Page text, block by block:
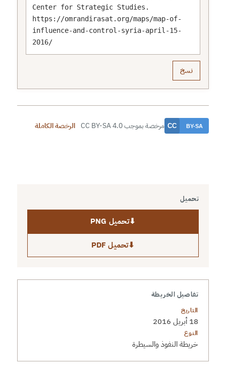
Center for Strategic Studies.
https://omrandirasat.org/maps/map-of-
influence-and-control-syria-april-15-
2016/
نسخ
مرخصة بموجب CC BY-SA 4.0 الرخصة الكاملة
تحميل
⬇تحميل PNG
⬇تحميل PDF
تفاصيل الخريطة
التاريخ
18 أبريل 2016
النوع
خريطة النفوذ والسيطرة